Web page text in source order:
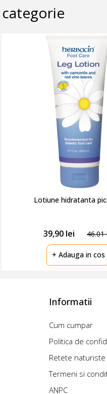
Lotiune hidratanta
39,90 lei 46.01
+ Adauga in cos
Informatii
Cum cumpar
Politica de
Retete naturiste
Termeni si
ANPC